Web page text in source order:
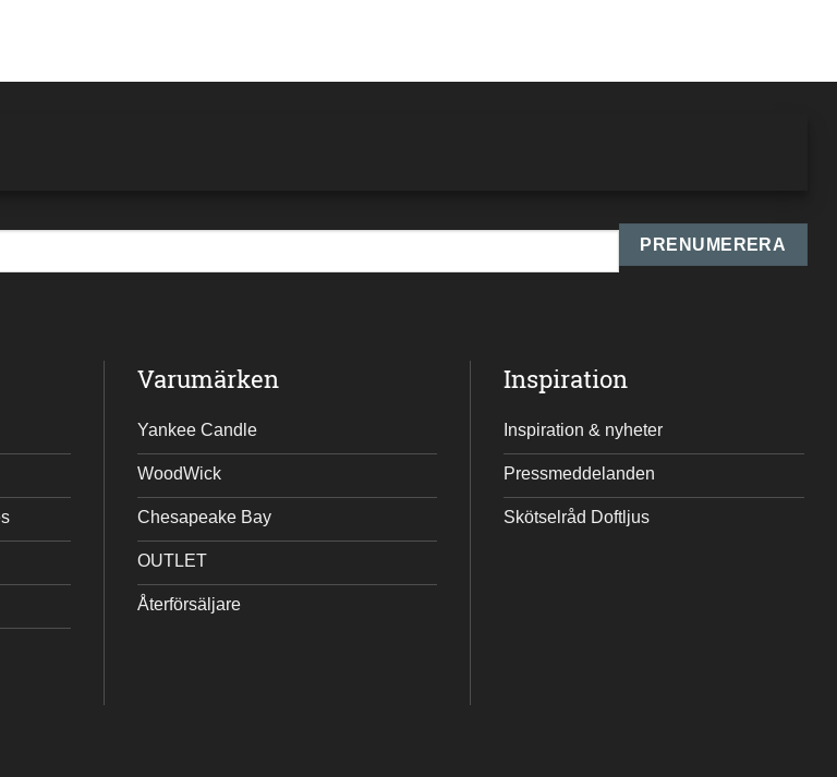
Varumärken
Yankee Candle
WoodWick
Chesapeake Bay
OUTLET
Återförsäljare
Inspiration
Inspiration & nyheter
Pressmeddelanden
Skötselråd Doftljus